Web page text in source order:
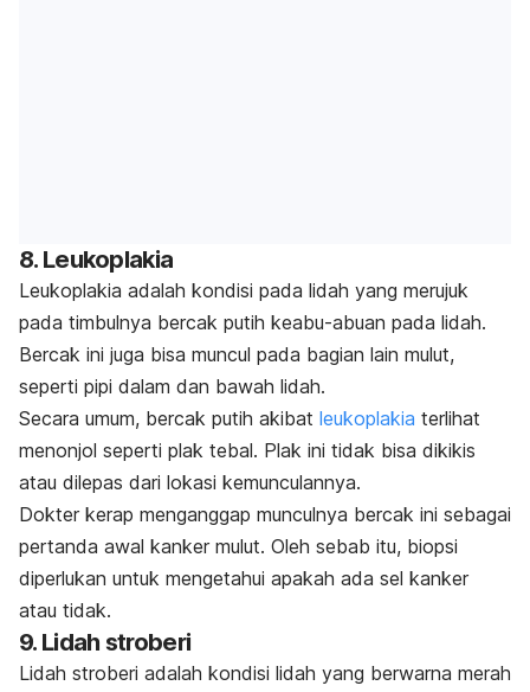
8. Leukoplakia
Leukoplakia adalah kondisi pada lidah yang merujuk
pada timbulnya bercak putih keabu-abuan pada lidah.
Bercak ini juga bisa muncul pada bagian lain mulut,
seperti pipi dalam dan bawah lidah.
Secara umum, bercak putih akibat leukoplakia terlihat
menonjol seperti plak tebal. Plak ini tidak bisa dikikis
atau dilepas dari lokasi kemunculannya.
Dokter kerap menganggap munculnya bercak ini sebagai
pertanda awal kanker mulut. Oleh sebab itu, biopsi
diperlukan untuk mengetahui apakah ada sel kanker
atau tidak.
9. Lidah stroberi
Lidah stroberi adalah kondisi lidah yang berwarna merah